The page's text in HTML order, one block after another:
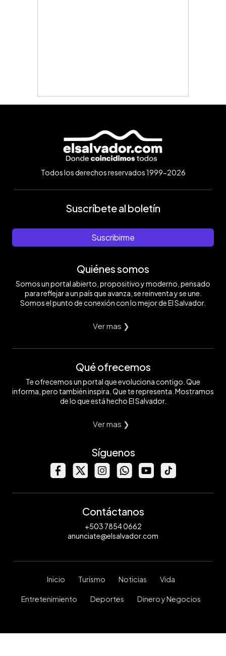
Todos los derechos reservados 1999-2026
Suscríbete al boletín
Suscribirme
Quiénes somos
Somos un portal abierto, propositivo y moderno, pensado
para reflejar a un país que avanza, se reinventa y se une.
Somos el punto de conexión con lo mejor de El Salvador.
Ver mas ❯
Qué ofrecemos
Te ofrecemos un portal que evoluciona contigo. Que
informa, pero también inspira. Que te representa. Mostramos
de lo que está hecho El Salvador.
Ver mas ❯
Síguenos
Contáctanos
+503 7854 0662
anunciate@elsalvador.com
Inicio Turismo Noticias Vida
Entretenimiento Deportes Dinero y Negocios